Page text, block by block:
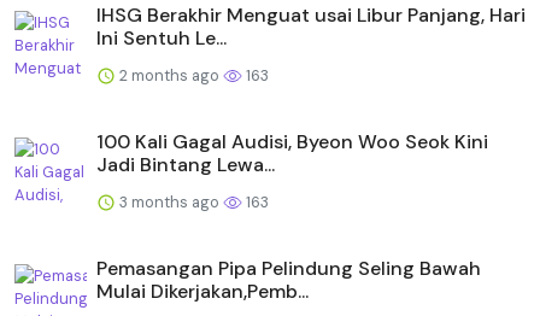
IHSG Berakhir Menguat usai Libur Panjang, Hari
Ini Sentuh Le...
2 months ago 163
100 Kali Gagal Audisi, Byeon Woo Seok Kini
Jadi Bintang Lewa...
3 months ago 163
Pemasangan Pipa Pelindung Seling Bawah
Mulai Dikerjakan,Pemb...